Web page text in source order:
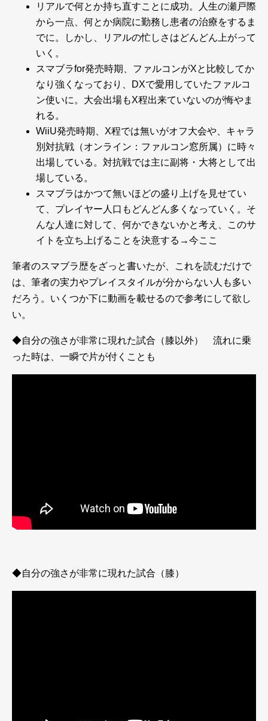
リアルで何とか持ち直すことに成功。人生の瀬戸際
から一点、何とか病院に勤務し患者の治療をするま
でに。しかし、リアルの忙しさはどんどん上がって
いく。
スマブラfor発売時期、ファルコンがXと比較してか
なり強くなっており、DXで愛用していたファルコ
ン使いに。大会出場もX程出来ていないのが悔やま
れる。
WiiU発売時期、X程では無いがオフ大会や、キャラ
別対抗戦（オンライン：ファルコン窓所属）に時々
出場している。対抗戦では主に副将・大将として出
場している。
スマブラはかつて無いほどの盛り上げを見せてい
て、プレイヤー人口もどんどん多くなっていく。そ
んな人達に対して、何かできないかと考え、このサ
イトを立ち上げることを決意する→今ここ
筆者のスマブラ歴をざっと書いたが、これを読むだけで
は、筆者の実力やプレイスタイルが分からない人も多い
だろう。いくつか下に動画を載せるので参考にして欲し
い。
◆自分の強さが非常に現れた試合（膝以外） 流れに乗
った時は、一瞬で片が付くことも
◆自分の強さが非常に現れた試合（膝）